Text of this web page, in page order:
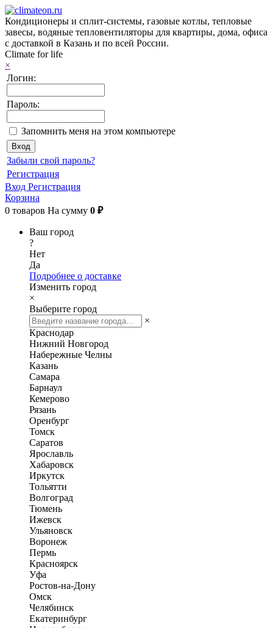
Кондиционеры и сплит-системы, газовые котлы, тепловые
завесы, водяные тепловентиляторы для квартиры, дома, офиса
с доставкой в Казань и по всей России.
Climate for life
×
Логин:
Пароль:
Запомнить меня на этом компьютере
Забыли свой пароль?
Регистрация
Вход Регистрация
Корзина
0 товаров На сумму 0 ₽
Ваш город
?
Нет
Да
Подробнее о доставке
Изменить город
×
Выберите город
×
Краснодар
Нижний Новгород
Набережные Челны
Казань
Самара
Барнаул
Кемерово
Рязань
Оренбург
Томск
Саратов
Ярославль
Хабаровск
Иркутск
Тольятти
Волгоград
Тюмень
Ижевск
Ульяновск
Воронеж
Пермь
Красноярск
Уфа
Ростов-на-Дону
Омск
Челябинск
Екатеринбург